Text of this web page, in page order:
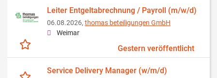
Leiter Entgeltabrechnung / Payroll (m/w/d)
06.08.2026, thomas beteiligungen GmbH
Weimar
Gestern veröffentlicht
Service Delivery Manager (w/m/d)